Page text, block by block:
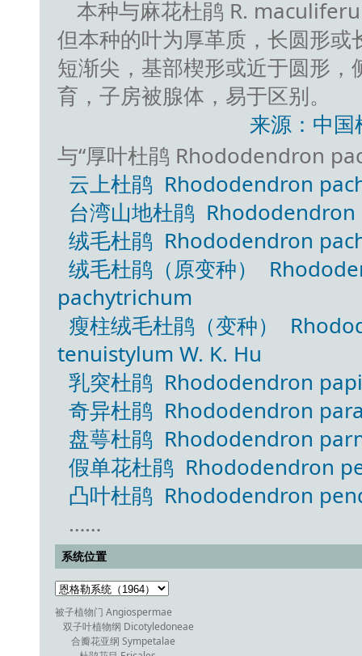
本种与麻花杜鹃 R.
但本种的叶为厚革质，长圆形或
短渐尖，基部楔形或近于圆形，
育，子房被腺体，易于区别。
来源：中
与“厚叶杜鹃 Rhododendron
云上杜鹃 Rhododendron
台湾山地杜鹃
绒毛杜鹃 Rhododendron
绒毛杜鹃（原变种）
pachytrichum
瘦柱绒毛杜鹃（变种）
tenuistylum W. K. Hu
乳突杜鹃 Rhododendron
奇异杜鹃 Rhododendron
盘萼杜鹃 Rhododendron
假单花杜鹃 Rhododendron
凸叶杜鹃 Rhododendron
……
系统位置
被子植物门 Angiospermae
双子叶植物纲 Dicotyledoneae
合瓣花亚纲 Sympetalae